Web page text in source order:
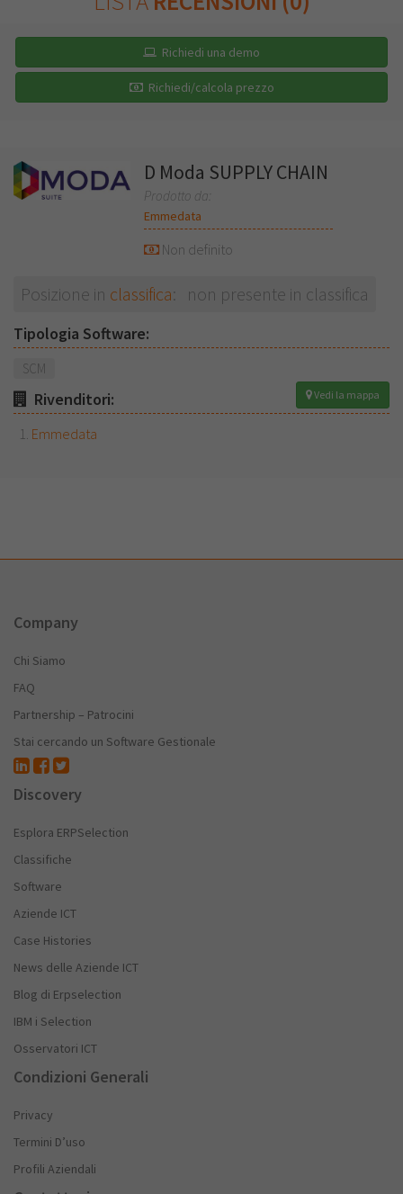
Richiedi una demo
Richiedi/calcola prezzo
D Moda SUPPLY CHAIN
Prodotto da:
Emmedata
Non definito
Posizione in classifica: non presente in classifica
Tipologia Software:
SCM
Rivenditori: Vedi la mappa
Emmedata
Company
Chi Siamo
FAQ
Partnership – Patrocini
Stai cercando un Software Gestionale
Discovery
Esplora ERPSelection
Classifiche
Software
Aziende ICT
Case Histories
News delle Aziende ICT
Blog di Erpselection
IBM i Selection
Osservatori ICT
Condizioni Generali
Privacy
Termini D’uso
Profili Aziendali